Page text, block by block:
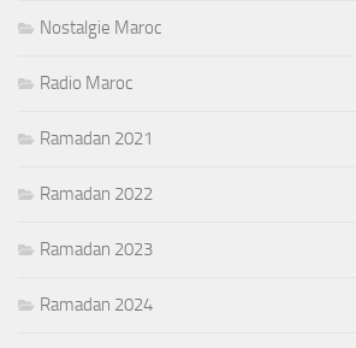
Nostalgie Maroc
Radio Maroc
Ramadan 2021
Ramadan 2022
Ramadan 2023
Ramadan 2024